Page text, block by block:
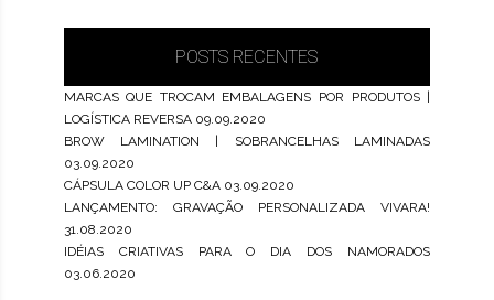
POSTS RECENTES
MARCAS QUE TROCAM EMBALAGENS POR PRODUTOS |
LOGÍSTICA REVERSA 09.09.2020
BROW LAMINATION | SOBRANCELHAS LAMINADAS
03.09.2020
CÁPSULA COLOR UP C&A 03.09.2020
LANÇAMENTO: GRAVAÇÃO PERSONALIZADA VIVARA!
31.08.2020
IDÉIAS CRIATIVAS PARA O DIA DOS NAMORADOS
03.06.2020